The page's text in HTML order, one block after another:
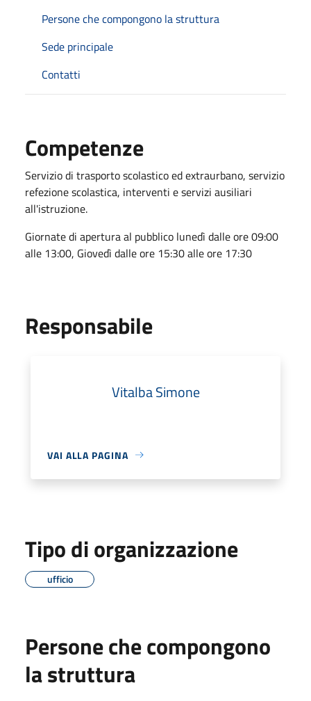
Persone che compongono la struttura
Sede principale
Contatti
Competenze
Servizio di trasporto scolastico ed extraurbano, servizio
refezione scolastica, interventi e servizi ausiliari
all'istruzione.
Giornate di apertura al pubblico lunedì dalle ore 09:00
alle 13:00, Giovedì dalle ore 15:30 alle ore 17:30
Responsabile
Vitalba Simone
VAI ALLA PAGINA
Tipo di organizzazione
ufficio
Persone che compongono
la struttura